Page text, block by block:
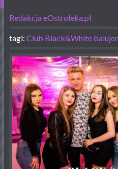
Redakcja eOstroleka.pl
tagi: Club Black&White